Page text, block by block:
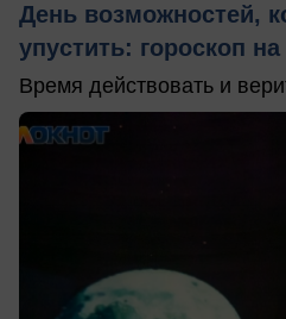
День возможностей,
упустить: гороскоп на
Время действовать и